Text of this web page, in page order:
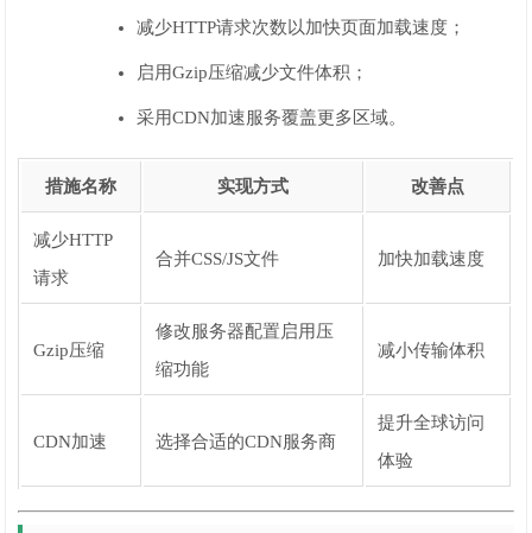
减少HTTP请求次数以加快页面加载速度；
启用Gzip压缩减少文件体积；
采用CDN加速服务覆盖更多区域。
措施名称 实现方式 改善点
减少HTTP
请求
合并CSS/JS文件 加快加载速度
Gzip压缩
修改服务器配置启用压
缩功能
减小传输体积
CDN加速 选择合适的CDN服务商
提升全球访问
体验